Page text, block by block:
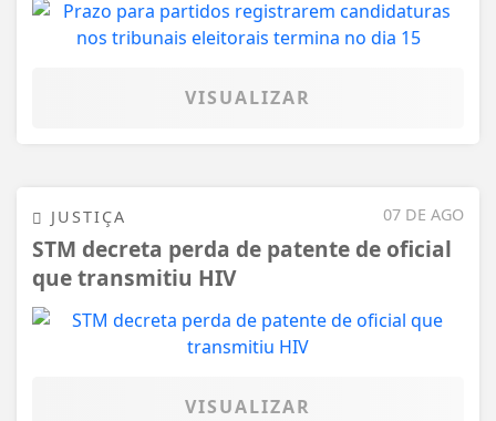
VISUALIZAR
07 DE AGO
JUSTIÇA
STM decreta perda de patente de oficial
que transmitiu HIV
VISUALIZAR